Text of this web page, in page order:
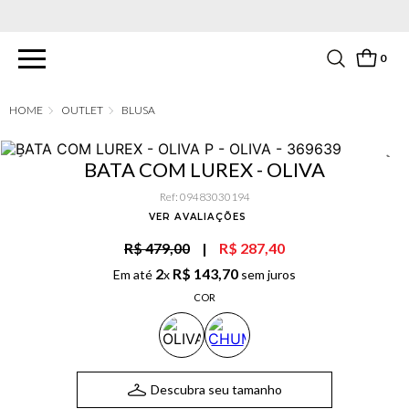
0
OUTLET BLUSA
BATA COM LUREX - OLIVA
Ref: 09483030194
VER AVALIAÇÕES
R$ 479,00 | R$ 287,40
Em até 2x R$ 143,70 sem juros
COR
Descubra seu tamanho